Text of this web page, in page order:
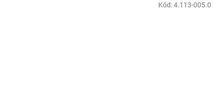
Kód:4.113-005.0